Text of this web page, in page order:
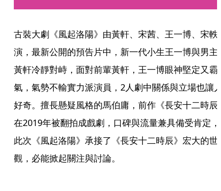
古裝大劇《風起洛陽》由黃軒、宋茜、王一博、宋軼
演，最新公開的預告片中，新一代小生王一博與男主
黃軒冷靜對峙，面對前輩黃軒，王一博眼神堅定又霸
氣，氣勢不輸實力派演員，2人劇中關係與立場也讓
好奇。擅長懸疑風格的馬伯庸，前作《長安十二時辰
在2019年被翻拍成戲劇，口碑與流量兼具備受肯定，
此次《風起洛陽》承接了《長安十二時辰》宏大的世
觀，必能掀起關注與討論。